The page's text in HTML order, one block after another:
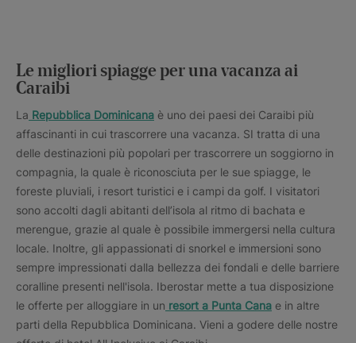
Le migliori spiagge per una vacanza ai
Caraibi
La Repubblica Dominicana è uno dei paesi dei Caraibi più
affascinanti in cui trascorrere una vacanza. SI tratta di una
delle destinazioni più popolari per trascorrere un soggiorno in
compagnia, la quale è riconosciuta per le sue spiagge, le
foreste pluviali, i resort turistici e i campi da golf. I visitatori
sono accolti dagli abitanti dell’isola al ritmo di bachata e
merengue, grazie al quale è possibile immergersi nella cultura
locale. Inoltre, gli appassionati di snorkel e immersioni sono
sempre impressionati dalla bellezza dei fondali e delle barriere
coralline presenti nell'isola. Iberostar mette a tua disposizione
le offerte per alloggiare in un resort a Punta Cana e in altre
parti della Repubblica Dominicana. Vieni a godere delle nostre